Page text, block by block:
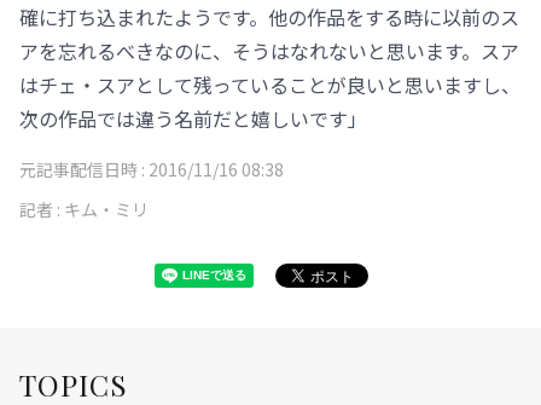
確に打ち込まれたようです。他の作品をする時に以前のス
アを忘れるべきなのに、そうはなれないと思います。スア
はチェ・スアとして残っていることが良いと思いますし、
次の作品では違う名前だと嬉しいです」
元記事配信日時 : 2016/11/16 08:38
記者 : キム・ミリ
TOPICS